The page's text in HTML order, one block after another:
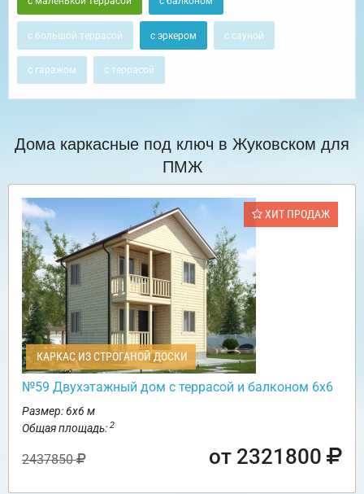
с большой террасой с эркером с сауной
с гаражом с террасой
Дома каркасные под ключ в Жуковском для
ПМЖ
ХИТ ПРОДАЖ
КАРКАС ИЗ СТРОГАНОЙ ДОСКИ
№59 Двухэтажный дом с террасой и балконом 6х6
Размер: 6х6 м
Общая площадь: 2
2437850 от 2321800